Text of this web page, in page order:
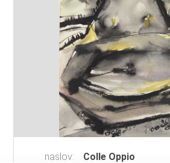
naslov:
Colle Oppio